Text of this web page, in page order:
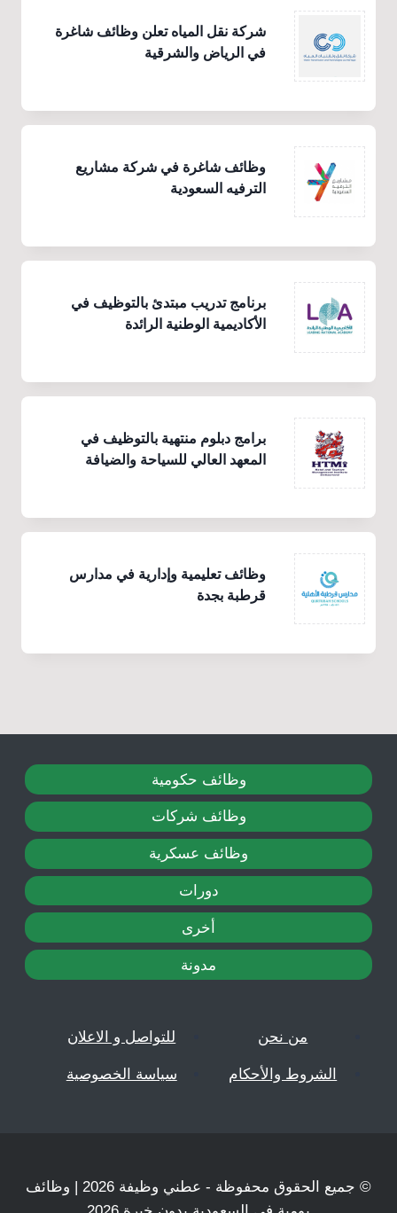
شركة نقل المياه تعلن وظائف شاغرة
في الرياض والشرقية
وظائف شاغرة في شركة مشاريع
الترفيه السعودية
برنامج تدريب مبتدئ بالتوظيف في
الأكاديمية الوطنية الرائدة
برامج دبلوم منتهية بالتوظيف في
المعهد العالي للسياحة والضيافة
وظائف تعليمية وإدارية في مدارس
قرطبة بجدة
وظائف حكومية
وظائف شركات
وظائف عسكرية
دورات
أخرى
مدونة
من نحن للتواصل و الاعلان
الشروط والأحكام سياسة الخصوصية
© جميع الحقوق محفوظة - عطني وظيفة 2026 | وظائف